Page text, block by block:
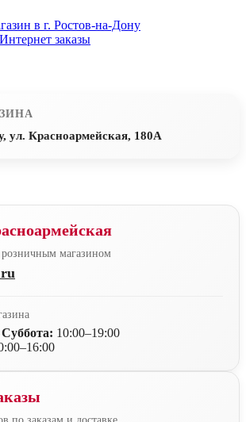
в г. Ростов-на-Дону
Интернет заказы
ул. Красноармейская, 180А
розничным магазином
10:00–19:00